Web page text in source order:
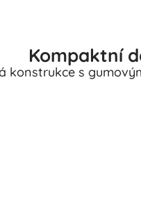
Kompaktní
konstrukce s